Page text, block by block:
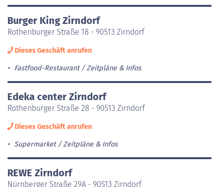
Burger King Zirndorf
Rothenburger Straße 18 - 90513 Zirndorf
Dieses Geschäft anrufen
Fastfood-Restaurant Zeitpläne & Infos
Edeka center Zirndorf
Rothenburger Straße 28 - 90513 Zirndorf
Dieses Geschäft anrufen
Supermarket Zeitpläne & Infos
REWE Zirndorf
Nürnberger Straße 29A - 90513 Zirndorf